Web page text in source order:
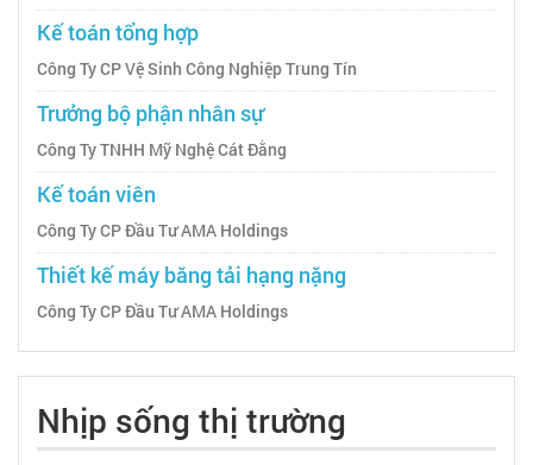
Kế toán tổng hợp
Công Ty CP Vệ Sinh Công Nghiệp Trung Tín
Trưởng bộ phận nhân sự
Công Ty TNHH Mỹ Nghệ Cát Đằng
Kế toán viên
Công Ty CP Đầu Tư AMA Holdings
Thiết kế máy băng tải hạng nặng
Công Ty CP Đầu Tư AMA Holdings
Nhịp sống thị trường